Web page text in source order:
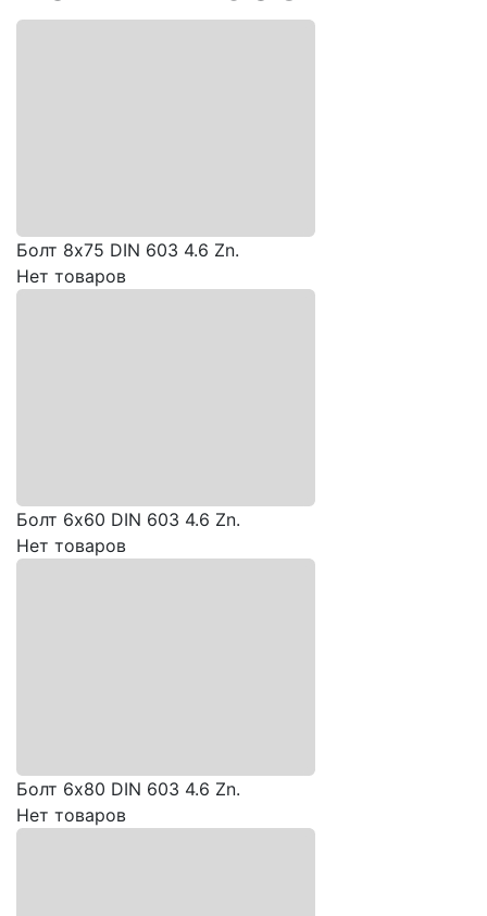
Болт 8х75 DIN 603 4.6 Zn.
Нет товаров
Болт 6х60 DIN 603 4.6 Zn.
Нет товаров
Болт 6х80 DIN 603 4.6 Zn.
Нет товаров